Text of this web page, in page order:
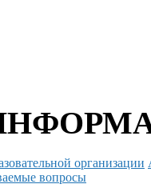
организации
вопросы